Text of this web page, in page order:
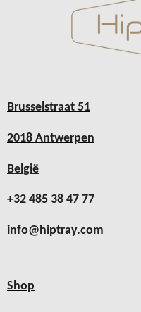
Brusselstraat 51
2018 Antwerpen
België
+32 485 38 47 77
info@hiptray.com
Shop